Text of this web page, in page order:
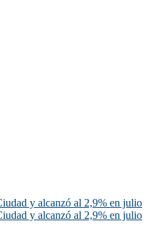
y alcanzó al 2,9% en julio
y alcanzó al 2,9% en julio